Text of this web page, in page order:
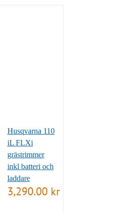
Husqvarna 110
iL FLXi
grästrimmer
inkl batteri och
laddare
3,290.00 kr